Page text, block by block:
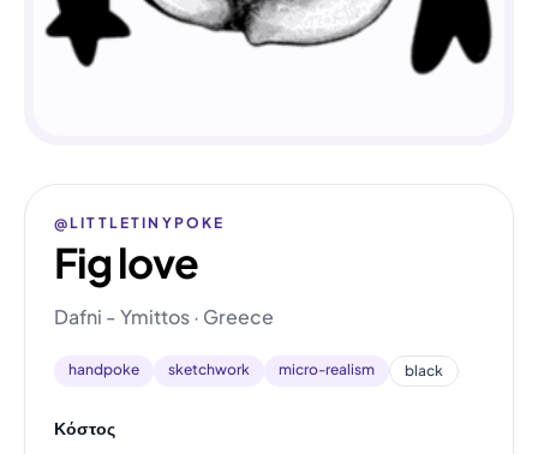
@LITTLETINYPOKE
Fig love
Dafni - Ymittos · Greece
handpoke sketchwork micro-realism black
Κόστος